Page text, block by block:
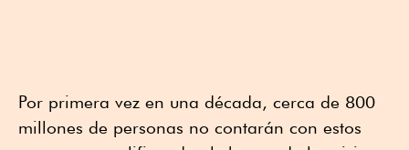
Por primera vez en una década, cerca de 800
millones de personas no contarán con estos